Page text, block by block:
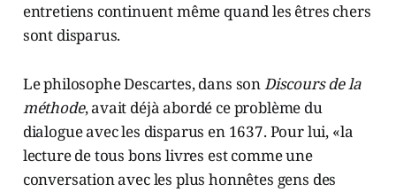
entretiens continuent même quand les êtres chers
sont disparus.
Le philosophe Descartes, dans sonDiscours de la
méthode, avait déjà abordé ce problème du
dialogue avec les disparus en 1637. Pour lui, «la
lecture de tous bons livres est comme une
conversation avec les plus honnêtes gens des